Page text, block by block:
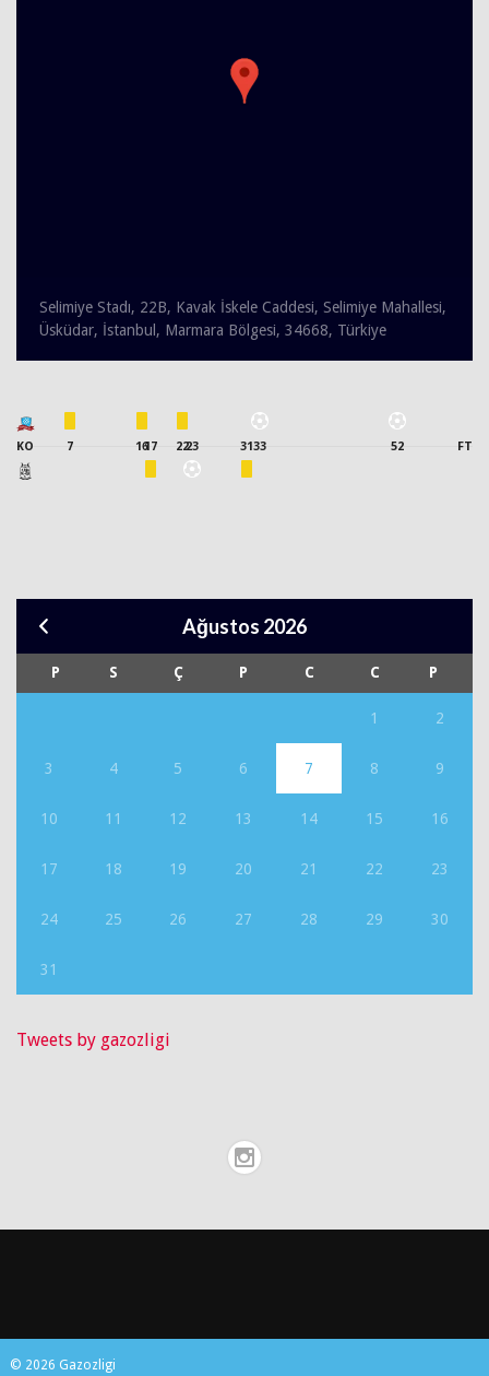
Selimiye Stadı, 22B, Kavak İskele Caddesi, Selimiye Mahallesi,
Üsküdar, İstanbul, Marmara Bölgesi, 34668, Türkiye
KO 7 1617 2223 3133 52 FT
Ağustos 2026
P S Ç P C C P
1 2
3 4 5 6 7 8 9
10 11 12 13 14 15 16
17 18 19 20 21 22 23
24 25 26 27 28 29 30
31
Tweets by gazozligi
© 2026 Gazozligi